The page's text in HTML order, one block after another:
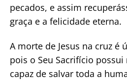
pecados, e assim
graça e a felicidade eterna.
A morte de Jesus na cruz é
pois o Seu Sacrifício
capaz de salvar toda a